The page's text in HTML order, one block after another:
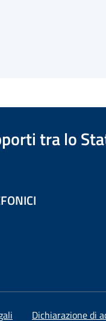
tra lo
Dichiarazione di